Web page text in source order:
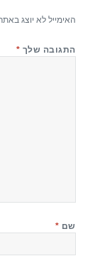
האימייל לא יוצג
התגובה שלך *
שם *